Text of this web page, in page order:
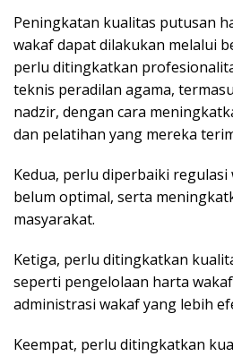
Peningkatan kualitas putusan
wakaf dapat dilakukan melalui
perlu ditingkatkan
teknis peradilan agama,
nadzir, dengan cara
dan pelatihan yang mereka
Kedua, perlu diperbaiki regulasi
belum optimal, serta
masyarakat.
Ketiga, perlu ditingkatkan
seperti pengelolaan harta
administrasi wakaf yang lebih
Keempat, perlu ditingkatkan